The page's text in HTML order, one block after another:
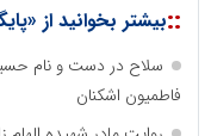
::بیشتر بخوانید از
سلاح در دست و نام
فاطمیون اشکنان